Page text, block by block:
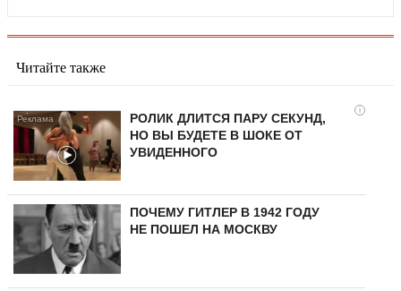
Читайте также
i
РОЛИК ДЛИТСЯ ПАРУ СЕКУНД,
НО ВЫ БУДЕТЕ В ШОКЕ ОТ
УВИДЕННОГО
ПОЧЕМУ ГИТЛЕР В 1942 ГОДУ
НЕ ПОШЕЛ НА МОСКВУ